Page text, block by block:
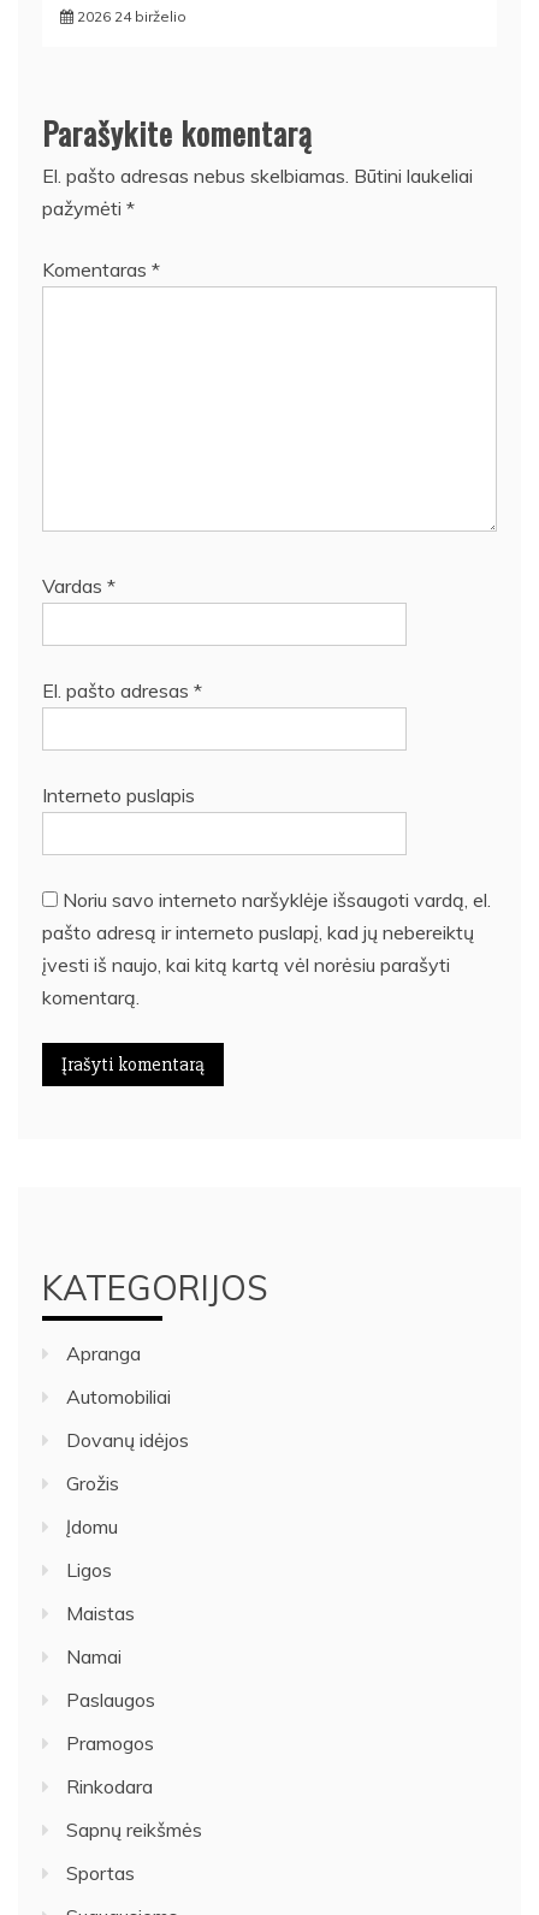
2026 24 birželio
Parašykite komentarą
El. pašto adresas nebus skelbiamas. Būtini laukeliai
pažymėti *
Komentaras *
Vardas *
El. pašto adresas *
Interneto puslapis
Noriu savo interneto naršyklėje išsaugoti vardą, el.
pašto adresą ir interneto puslapį, kad jų nebereiktų
įvesti iš naujo, kai kitą kartą vėl norėsiu parašyti
komentarą.
KATEGORIJOS
Apranga
Automobiliai
Dovanų idėjos
Grožis
Įdomu
Ligos
Maistas
Namai
Paslaugos
Pramogos
Rinkodara
Sapnų reikšmės
Sportas